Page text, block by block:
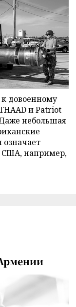
к довоенному
и Patriot
небольшая
означает
США, например,